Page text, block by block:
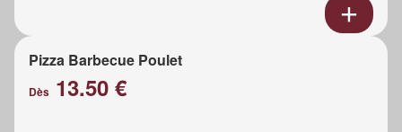
Pizza Barbecue Poulet
Dès 13.50 €